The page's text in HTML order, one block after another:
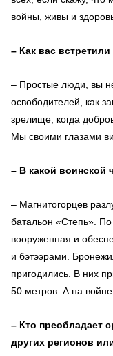
войны, живы и
– Как вас
– Простые люди, вы
освободителей, как
зрелище, когда
Мы своими глазами
– В какой воинской
– Магнитогорцев
батальон «Степь».
вооруженная и
и бэтээрами.
пригодились. В них
50 метров. А на войне
– Кто преобладает
других регионов